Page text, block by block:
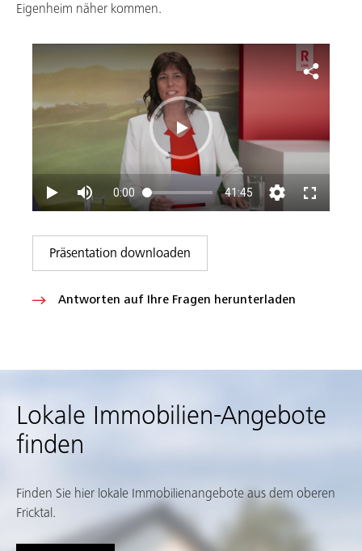
Eigenheim näher kommen.
Präsentation downloaden
Antworten auf Ihre Fragen herunterladen
Lokale Immobilien-Angebote
finden
Finden Sie hier lokale Immobilienangebote aus dem oberen
Fricktal.